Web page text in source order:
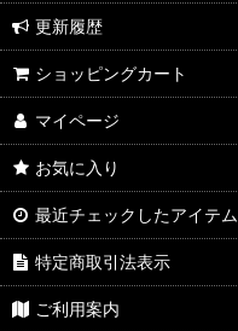
更新履歴
ショッピングカート
マイページ
お気に入り
最近チェックしたアイテム
特定商取引法表示
ご利用案内